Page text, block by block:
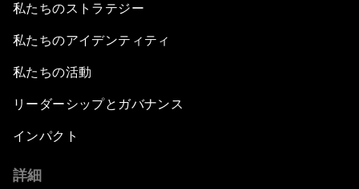
私たちのストラテジー
私たちのアイデンティティ
私たちの活動
リーダーシップとガバナンス
インパクト
詳細